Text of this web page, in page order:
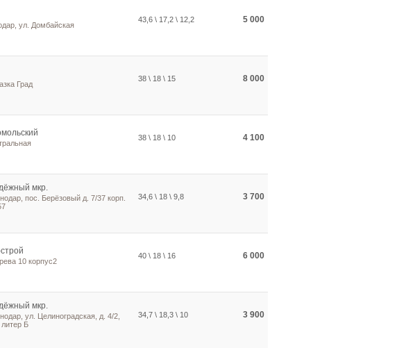
ул. Домбайская
43,6 \ 17,2 \ 12,2 5 000
Град
38 \ 18 \ 15 8 000
38 \ 18 \ 10 4 100
мкр.
пос. Берёзовый д. 7/37 корп.
34,6 \ 18 \ 9,8 3 700
10 корпус2
40 \ 18 \ 16 6 000
мкр.
ул. Целиноградская, д. 4/2,
литер Б
34,7 \ 18,3 \ 10 3 900